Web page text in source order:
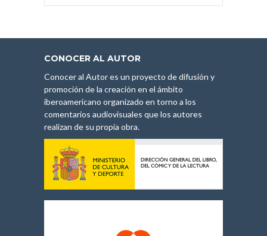
CONOCER AL AUTOR
Conocer al Autor es un proyecto de difusión y
promoción de la creación en el ámbito
iberoamericano organizado en torno a los
comentarios audiovisuales que los autores
realizan de su propia obra.